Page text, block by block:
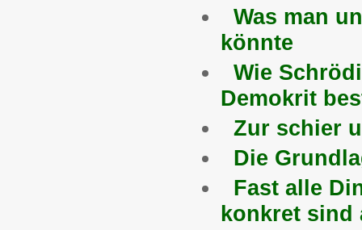
Was man
könnte
Wie
Demokrit
Zur schier
Die
Fast alle
konkret sind